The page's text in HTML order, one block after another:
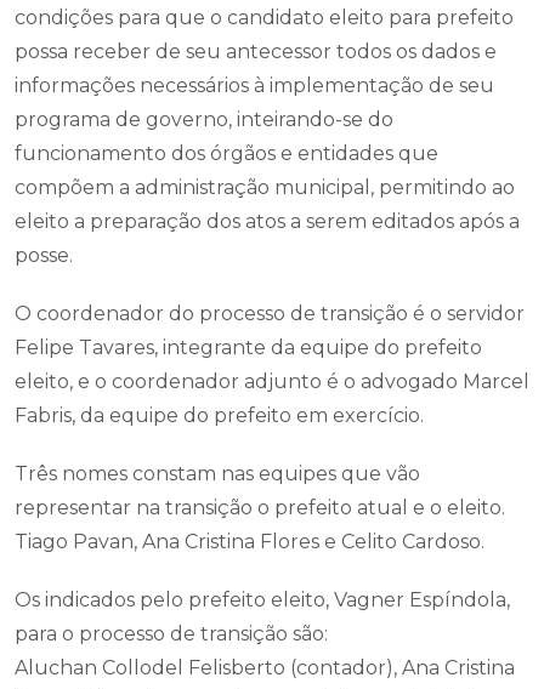
condições para que o candidato eleito para prefeito
possa receber de seu antecessor todos os dados e
informações necessários à implementação de seu
programa de governo, inteirando-se do
funcionamento dos órgãos e entidades que
compõem a administração municipal, permitindo ao
eleito a preparação dos atos a serem editados após a
posse.
O coordenador do processo de transição é o servidor
Felipe Tavares, integrante da equipe do prefeito
eleito, e o coordenador adjunto é o advogado Marcel
Fabris, da equipe do prefeito em exercício.
Três nomes constam nas equipes que vão
representar na transição o prefeito atual e o eleito.
Tiago Pavan, Ana Cristina Flores e Celito Cardoso.
Os indicados pelo prefeito eleito, Vagner Espíndola,
para o processo de transição são:
Aluchan Collodel Felisberto (contador), Ana Cristina